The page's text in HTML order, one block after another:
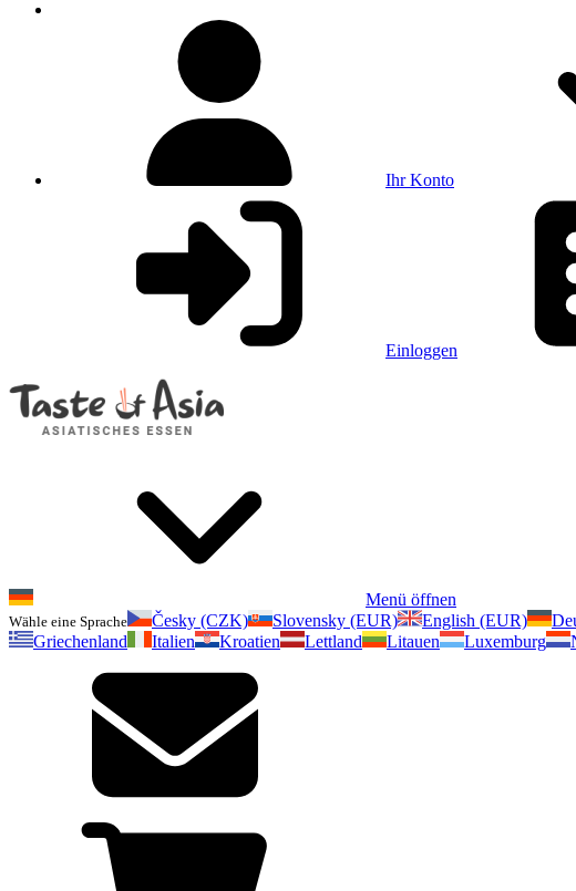
Ihr Konto
Einloggen
Menü öffnen
Wähle eine Sprache Česky (CZK) Slovensky (EUR) English (EUR)
Griechenland
Italien Kroatien Lettland Litauen Luxemburg